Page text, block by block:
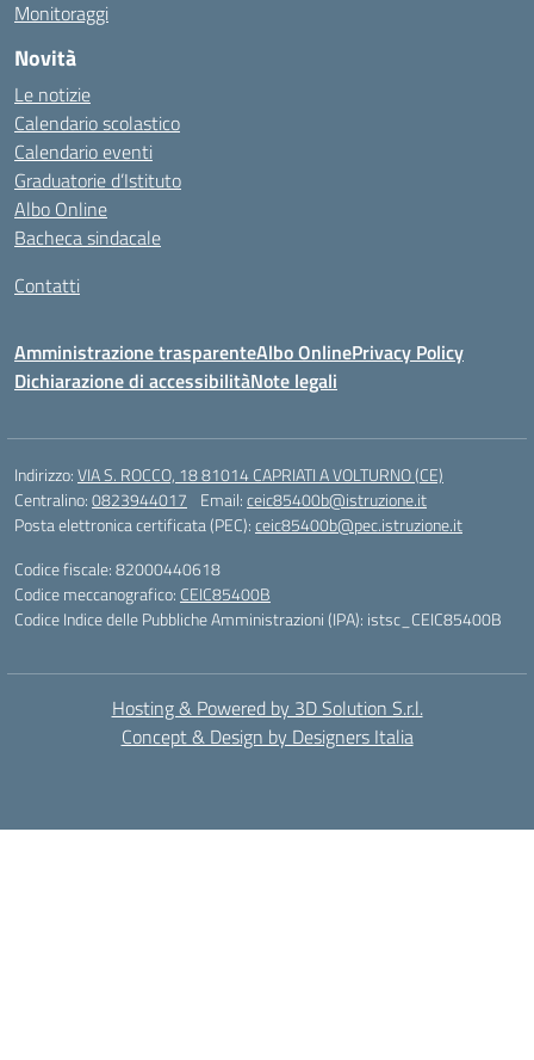
Monitoraggi
Novità
Le notizie
Calendario scolastico
Calendario eventi
Graduatorie d’Istituto
Albo Online
Bacheca sindacale
Contatti
Amministrazione trasparenteAlbo OnlinePrivacy Policy
Dichiarazione di accessibilitàNote legali
Indirizzo:VIA S. ROCCO, 18 81014 CAPRIATI A VOLTURNO (CE)
Centralino:0823944017 Email:ceic85400b@istruzione.it
Posta elettronica certificata (PEC):ceic85400b@pec.istruzione.it
Codice fiscale: 82000440618
Codice meccanografico: CEIC85400B
Codice Indice delle Pubbliche Amministrazioni (IPA): istsc_CEIC85400B
Hosting & Powered by 3D Solution S.r.l.
Concept & Design by Designers Italia